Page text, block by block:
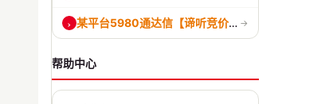
› 某平台5980通达信【谛听竞价】早盘竞价排序 竞价选股公式 9:25抓强势股... →
帮助中心